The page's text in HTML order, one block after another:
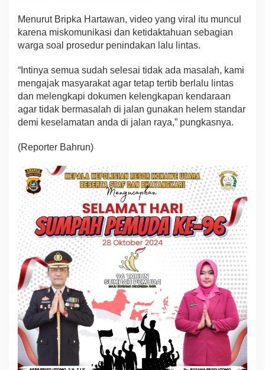
Menurut Bripka Hartawan, video yang viral itu muncul
karena miskomunikasi dan ketidaktahuan sebagian
warga soal prosedur penindakan lalu lintas.
“Intinya semua sudah selesai tidak ada masalah, kami
mengajak masyarakat agar tetap tertib berlalu lintas
dan melengkapi dokumen kelengkapan kendaraan
agar tidak bermasalah di jalan gunakan helem standar
demi keselamatan anda di jalan raya,” pungkasnya.
(Reporter Bahrun)